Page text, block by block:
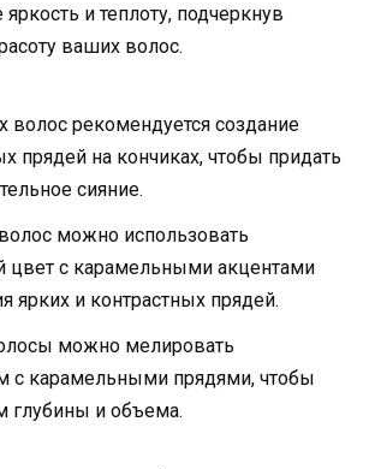
и теплоту, подчеркнув
ваших волос.
волос рекомендуется создание
прядей на кончиках, чтобы придать
сияние.
можно использовать
цвет с карамельными акцентами
ярких и контрастных прядей.
можно мелировать
с карамельными прядями, чтобы
глубины и объема.